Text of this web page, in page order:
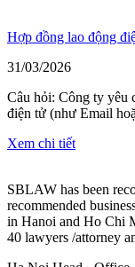
Hợp đồng lao động
31/03/2026
Câu hỏi: Công ty yêu
điện tử (như Email
Xem chi tiết
SBLAW has been
recommended
in Hanoi and Ho Chi
40 lawyers /attorney